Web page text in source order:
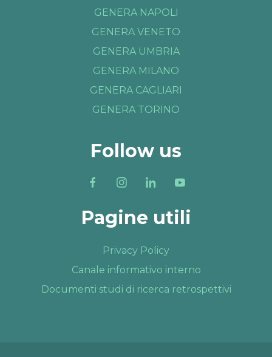
GENERA NAPOLI
GENERA VENETO
GENERA UMBRIA
GENERA MILANO
GENERA CAGLIARI
GENERA TORINO
Follow us
Pagine utili
Privacy Policy
Canale informativo interno
Documenti studi di ricerca retrospettivi